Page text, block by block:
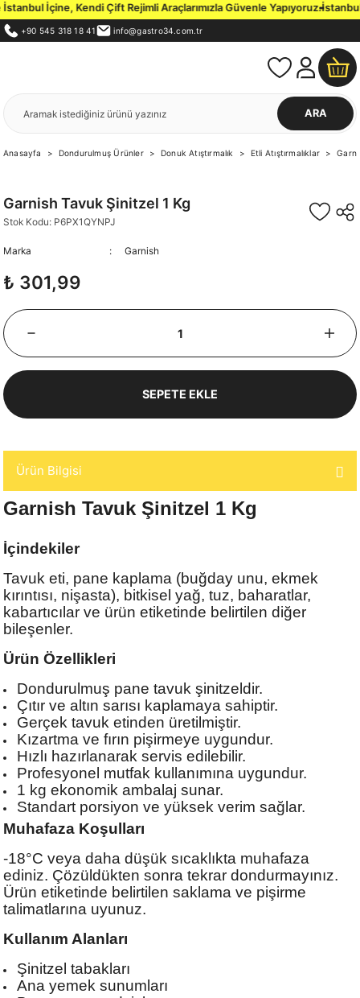
İçine, Kendi Çift Rejimli Araçlarımızla Güvenle Yapıyoruz.İstanbul
+90 545 318 18 41 info@gastro34.com.tr
ARA
Anasayfa Dondurulmuş Ürünler Donuk Atıştırmalık Etli Atıştırmalıklar
Garnish Tavuk Şinitzel 1 Kg
Stok Kodu: P6PX1QYNPJ
Marka Garnish
₺ 301,99
SEPETE EKLE
Ürün Bilgisi
Garnish Tavuk Şinitzel 1 Kg
İçindekiler
Tavuk eti, pane kaplama (buğday unu, ekmek
kırıntısı, nişasta), bitkisel yağ, tuz, baharatlar,
kabartıcılar ve ürün etiketinde belirtilen diğer
bileşenler.
Ürün Özellikleri
Dondurulmuş pane tavuk şinitzeldir.
Çıtır ve altın sarısı kaplamaya sahiptir.
Gerçek tavuk etinden üretilmiştir.
Kızartma ve fırın pişirmeye uygundur.
Hızlı hazırlanarak servis edilebilir.
Profesyonel mutfak kullanımına uygundur.
1 kg ekonomik ambalaj sunar.
Standart porsiyon ve yüksek verim sağlar.
Muhafaza Koşulları
-18°C veya daha düşük sıcaklıkta muhafaza
ediniz. Çözüldükten sonra tekrar dondurmayınız.
Ürün etiketinde belirtilen saklama ve pişirme
talimatlarına uyunuz.
Kullanım Alanları
Şinitzel tabakları
Ana yemek sunumları